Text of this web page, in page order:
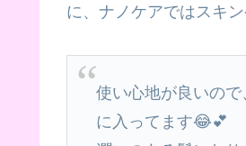
に、ナノケアではスキ
使い心地が良いの
に入ってます😂💕